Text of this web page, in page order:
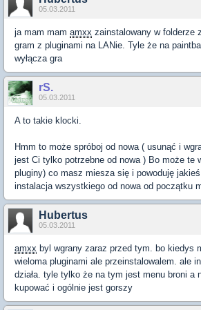
05.03.2011
ja mam mam amxx zainstalowany w folderze
gram z pluginami na LANie. Tyle że na
wyłącza gra
rS.
05.03.2011
A to takie klocki.
Hmm to może spróboj od nowa ( usunąć i
jest Ci tylko potrzebne od nowa ) Bo może te
pluginy) co masz miesza się i powoduję jakieś
instalacja wszystkiego od nowa od początku
Hubertus
05.03.2011
amxx byl wgrany zaraz przed tym. bo kiedys
wieloma pluginami ale przeinstalowalem. ale
działa. tyle tylko że na tym jest menu broni a
kupować i ogólnie jest gorszy